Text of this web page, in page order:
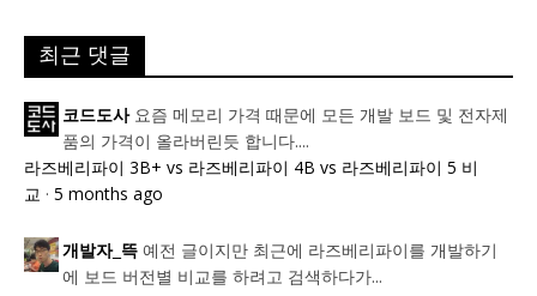
최근 댓글
코드도사 요즘 메모리 가격 때문에 모든 개발 보드 및 전자제
품의 가격이 올라버린듯 합니다....
라즈베리파이 3B+ vs 라즈베리파이 4B vs 라즈베리파이 5 비
교 · 5 months ago
개발자_뜩 예전 글이지만 최근에 라즈베리파이를 개발하기
에 보드 버전별 비교를 하려고 검색하다가...